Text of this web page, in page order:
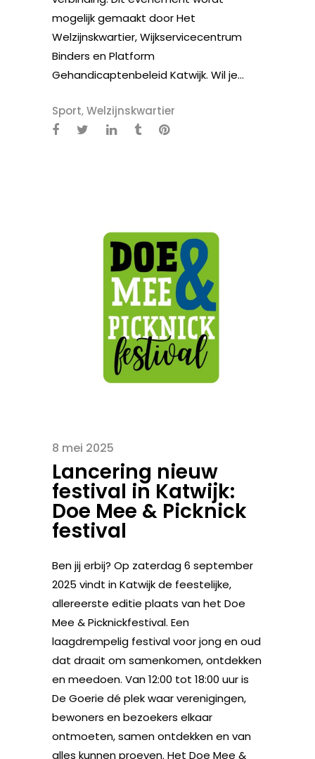
mogelijk gemaakt door Het
Welzijnskwartier, Wijkservicecentrum
Binders en Platform
Gehandicaptenbeleid Katwijk. Wil je...
Sport,Welzijnskwartier
8 mei 2025
Lancering nieuw
festival in Katwijk:
Doe Mee & Picknick
festival
Ben jij erbij? Op zaterdag 6 september
2025 vindt in Katwijk de feestelijke,
allereerste editie plaats van het Doe
Mee & Picknickfestival. Een
laagdrempelig festival voor jong en oud
dat draait om samenkomen, ontdekken
en meedoen. Van 12:00 tot 18:00 uur is
De Goerie dé plek waar verenigingen,
bewoners en bezoekers elkaar
ontmoeten, samen ontdekken en van
alles kunnen proeven. Het Doe Mee &